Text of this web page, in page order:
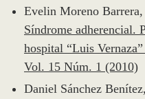
Evelin Moreno
Síndrome adherencial.
hospital “Luis
Vol. 15 Núm. 1 (2010)
Daniel Sánchez